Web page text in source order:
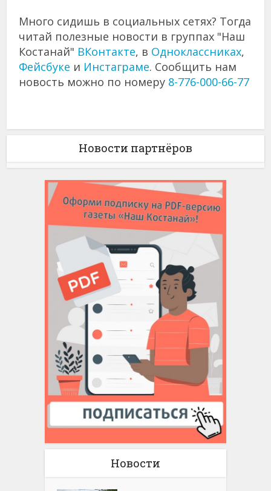
Много сидишь в социальных сетях? Тогда
читай полезные новости в группах "Наш
Костанай" ВКонтакте, в Одноклассниках,
Фейсбуке и Инстаграме. Сообщить нам
новость можно по номеру 8-776-000-66-77
Новости партнёров
Новости